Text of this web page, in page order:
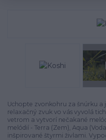
Uchopte zvonkohru za šnúrku
relaxačný zvuk vo vás vyvolá
vetrom a vytvorí nečakané
melódií - Terra (Zem), Aqua
inšpirované štyrmi živlami.